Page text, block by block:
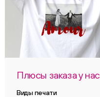
Плюсы заказа у нас
Виды печати